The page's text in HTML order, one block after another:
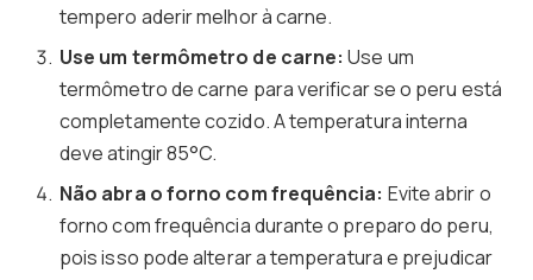
tempero aderir melhor à carne.
Use um termômetro de carne: Use um
termômetro de carne para verificar se o peru está
completamente cozido. A temperatura interna
deve atingir 85°C.
Não abra o forno com frequência: Evite abrir o
forno com frequência durante o preparo do peru,
pois isso pode alterar a temperatura e prejudicar